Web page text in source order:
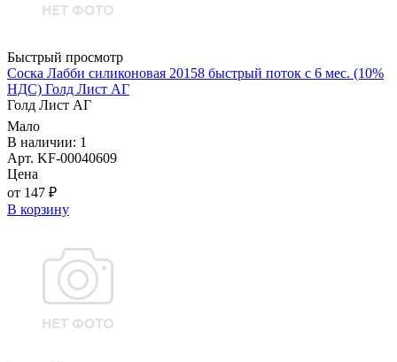
Быстрый просмотр
Соска Лабби силиконовая 20158 быстрый поток с 6 мес. (10%
НДС) Голд Лист АГ
Голд Лист АГ
Мало
В наличии: 1
Арт. KF-00040609
Цена
от 147 ₽
В корзину